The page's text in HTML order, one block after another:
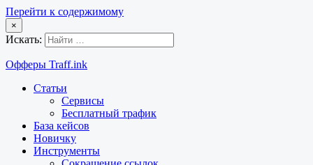
Перейти к содержимому
×
Искать:
Офферы Traff.ink
Статьи
Сервисы
Бесплатный трафик
База кейсов
Новичку
Инструменты